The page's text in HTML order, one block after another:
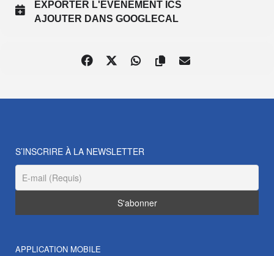
EXPORTER L'ÉVÉNEMENT ICS
AJOUTER DANS GOOGLECAL
S’INSCRIRE À LA NEWSLETTER
APPLICATION MOBILE